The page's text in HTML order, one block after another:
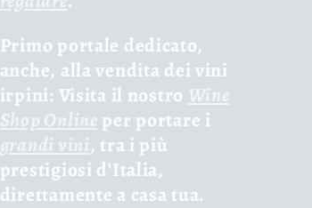
Primo portale dedicato,
anche, alla vendita dei vini
irpini: Visita il nostro Wine
Shop Online per portare i
grandi vini, tra i più
prestigiosi d'Italia,
direttamente a casa tua.